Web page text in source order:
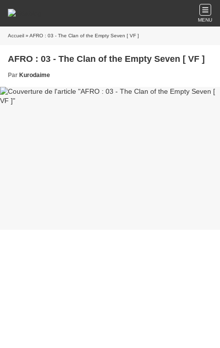
MENU
Accueil » AFRO : 03 - The Clan of the Empty Seven [ VF ]
AFRO : 03 - The Clan of the Empty Seven [ VF ]
Par Kurodaime